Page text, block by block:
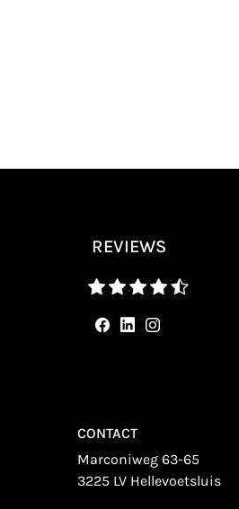
REVIEWS
CONTACT
Marconiweg 63-65
3225 LV Hellevoetsluis